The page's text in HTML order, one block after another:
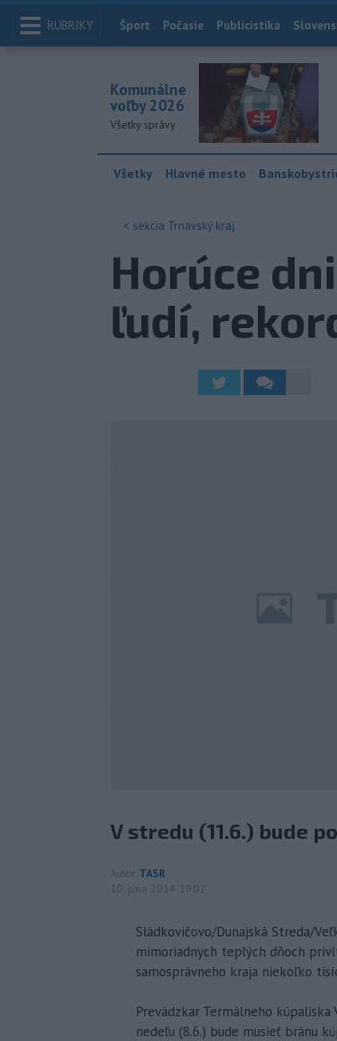
RUBRIKY Index
Šport Počasie Publicistika
Komunálne
voľby 2026
Všetky správy
Všetky Hlavné mesto
< sekcia Trnavský kraj
Horúce
ľudí,
V stredu (11.6.) bude
Autor TASR
10. júna 2014 19:02
Sládkovičovo/Dunajská Streda/
mimoriadnych teplých dňoch
samosprávneho kraja niekoľko
Prevádzkar Termálneho
nedeľu (8.6.) bude musieť bránu